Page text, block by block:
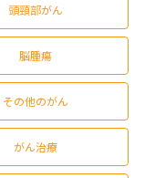
頭頸部がん
脳腫瘍
その他のがん
がん治療